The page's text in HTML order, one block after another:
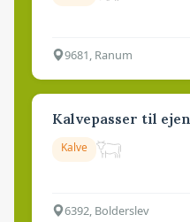
9681, Ranum
Kalvepasser til
Kalve
6392, Bolderslev